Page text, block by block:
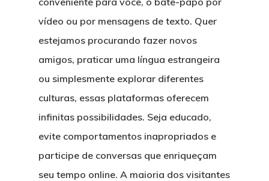
vídeo ou por mensagens de texto. Quer
estejamos procurando fazer novos
amigos, praticar uma língua estrangeira
ou simplesmente explorar diferentes
culturas, essas plataformas oferecem
infinitas possibilidades. Seja educado,
evite comportamentos inapropriados e
participe de conversas que enriqueçam
seu tempo online. A maioria dos visitantes